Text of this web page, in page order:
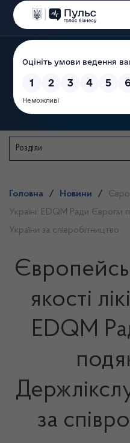
Розділи
Головна / Новини /
Україні: EDQM Ради Європи
України за співробітництво
якості
EDQM
за